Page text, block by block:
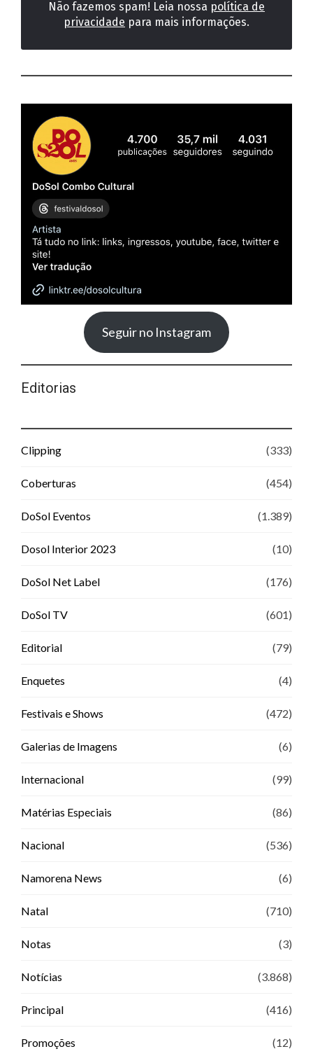
Não fazemos spam! Leia nossa política de
privacidade para mais informações.
Seguir no Instagram
Editorias
Clipping (333)
Coberturas (454)
DoSol Eventos (1.389)
Dosol Interior 2023 (10)
DoSol Net Label (176)
DoSol TV (601)
Editorial (79)
Enquetes (4)
Festivais e Shows (472)
Galerias de Imagens (6)
Internacional (99)
Matérias Especiais (86)
Nacional (536)
Namorena News (6)
Natal (710)
Notas (3)
Notícias (3.868)
Principal (416)
Promoções (12)